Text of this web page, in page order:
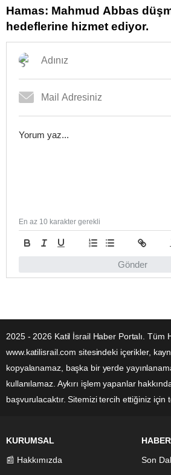
Hamas: Mahmud Abbas
hedeflerine hizmet ediyor.
Gönder
En az 10 karakter gerekli
2025 - 2026 Katil İsrail Haber Portalı. Tüm
www.katilisrail.com sitesindeki içerikler,
kopyalanamaz, başka bir yerde
kullanılamaz. Aykırı işlem yapanlar
başvurulacaktır. Sitemizi tercih ettiğiniz için
KURUMSAL
📰 Hakkımızda
Son